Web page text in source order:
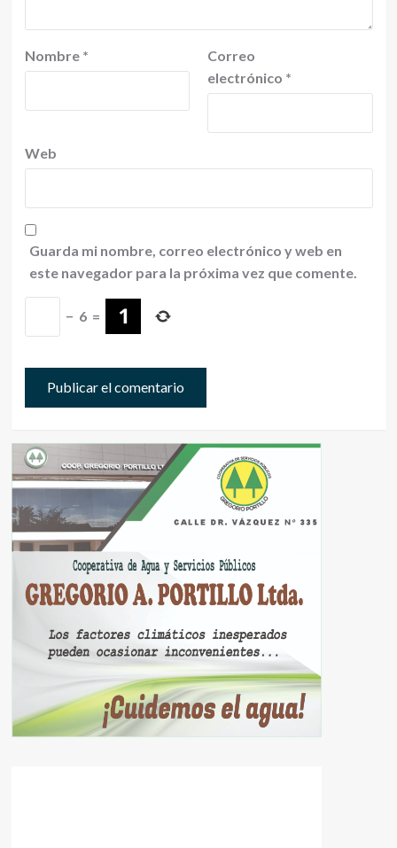
Nombre *
Correo
electrónico *
Web
Guarda mi nombre, correo electrónico y web en
este navegador para la próxima vez que comente.
− 6 =